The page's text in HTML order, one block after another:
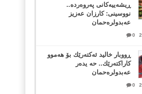
ڕیشەییەکانی پەروەردە..
نووسینی: کارزان عەزیز
عەبدولرەحمان
0
ڕووبار خالید ئەكتەرێك بۆ هەموو
كاراكتەرێك.. حه یدەر
عەبدولرەحمان
0